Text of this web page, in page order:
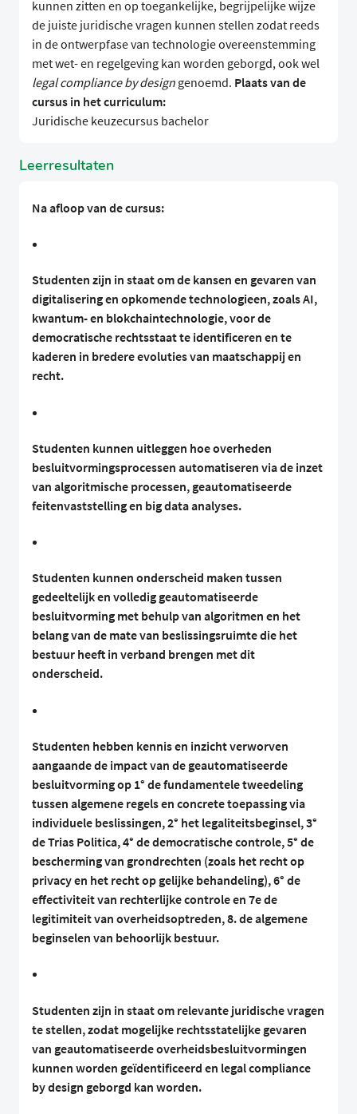
kunnen zitten en op toegankelijke, begrijpelijke wijze
de juiste juridische vragen kunnen stellen zodat reeds
in de ontwerpfase van technologie overeenstemming
met wet- en regelgeving kan worden geborgd, ook wel
legal compliance by design genoemd. Plaats van de
cursus in het curriculum:
Juridische keuzecursus bachelor
Leerresultaten
Na afloop van de cursus:
Studenten zijn in staat om de kansen en gevaren van
digitalisering en opkomende technologieen, zoals AI,
kwantum- en blokchaintechnologie, voor de
democratische rechtsstaat te identificeren en te
kaderen in bredere evoluties van maatschappij en
recht.
Studenten kunnen uitleggen hoe overheden
besluitvormingsprocessen automatiseren via de inzet
van algoritmische processen, geautomatiseerde
feitenvaststelling en big data analyses.
Studenten kunnen onderscheid maken tussen
gedeeltelijk en volledig geautomatiseerde
besluitvorming met behulp van algoritmen en het
belang van de mate van beslissingsruimte die het
bestuur heeft in verband brengen met dit
onderscheid.
Studenten hebben kennis en inzicht verworven
aangaande de impact van de geautomatiseerde
besluitvorming op 1° de fundamentele tweedeling
tussen algemene regels en concrete toepassing via
individuele beslissingen, 2° het legaliteitsbeginsel, 3°
de Trias Politica, 4° de democratische controle, 5° de
bescherming van grondrechten (zoals het recht op
privacy en het recht op gelijke behandeling), 6° de
effectiviteit van rechterlijke controle en 7e de
legitimiteit van overheidsoptreden, 8. de algemene
beginselen van behoorlijk bestuur.
Studenten zijn in staat om relevante juridische vragen
te stellen, zodat mogelijke rechtsstatelijke gevaren
van geautomatiseerde overheidsbesluitvormingen
kunnen worden geïdentificeerd en legal compliance
by design geborgd kan worden.